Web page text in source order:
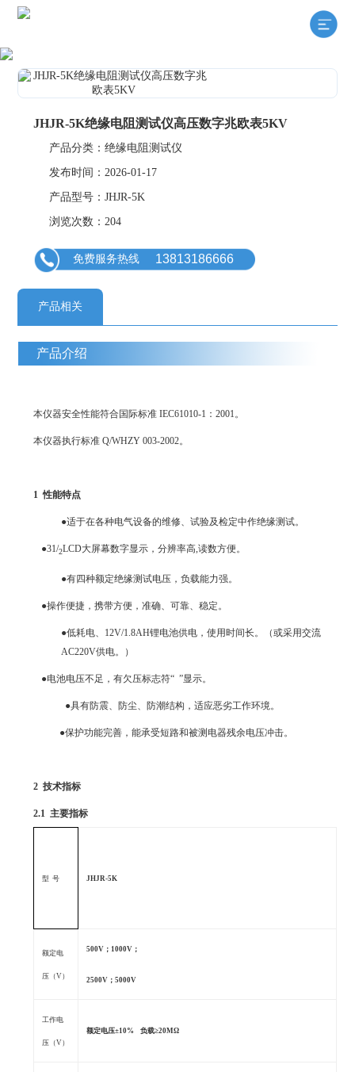
JHJR-5K绝缘电阻测试仪高压数字兆欧表5KV
产品分类：绝缘电阻测试仪
发布时间：2026-01-17
产品型号：JHJR-5K
浏览次数：204
免费服务热线 13813186666
产品相关
产品介绍
本仪器安全性能符合国际标准 IEC61010-1 ：2001。
本仪器执行标准 Q/WHZY 003-2002。
1性能特点
●适于在各种电气设备的维修、试验及检定中作绝缘测试。
●31/2LCD大屏幕数字显示，分辨率高,读数方便。
●有四种额定绝缘测试电压，负载能力强。
●操作便捷，携带方便，准确、可靠、稳定。
●低耗电、 12V/1.8AH锂电池供电，使用时间长。（或采用交流
AC220V供电。）
●电池电压不足，有欠压标志符“ ”显示。
●具有防震、防尘、防潮结构，适应恶劣工作环境。
●保护功能完善，能承受短路和被测电器残余电压冲击。
2技术指标
2.1主要指标
型 号 JHJR-5K
额定电
压（V）
500V ；1000V ；
2500V ；5000V
工作电
压（V）
额定电压±10%负载≥20MΩ